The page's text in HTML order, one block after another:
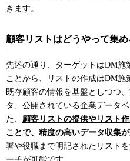
きます。
顧客リストはどうやって集め
先述の通り、ターゲットはDM施
ことから、リストの作成はDM施
既存顧客の情報を基盤としつつ
タ、公開されている企業データ
た、 顧客リストの提供やリスト
ことで、精度の高いデータ収集が
署や役職まで明記されたリスト